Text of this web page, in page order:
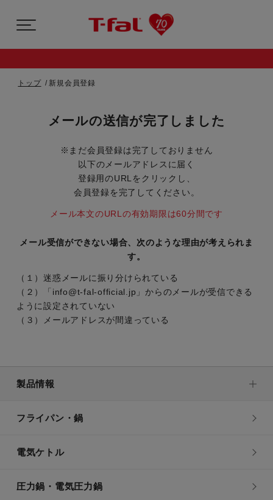
トップ 新規会員登録
メールの送信が完了しました
※まだ会員登録は完了しておりません
以下のメールアドレスに届く
登録用のURLをクリックし、
会員登録を完了してください。
メール本文のURLの有効期限は60分間です
メール受信ができない場合、次のような理由が考えられま
す。
（１）迷惑メールに振り分けられている
（２）「info@t-fal-official.jp」からのメールが受信できる
ように設定されていない
（３）メールアドレスが間違っている
製品情報
フライパン・鍋
電気ケトル
圧力鍋・電気圧力鍋